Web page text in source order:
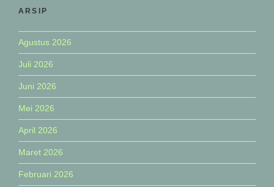
ARSIP
Agustus 2026
Juli 2026
Juni 2026
Mei 2026
April 2026
Maret 2026
Februari 2026